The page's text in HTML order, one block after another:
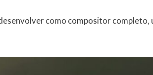
como compositor completo,